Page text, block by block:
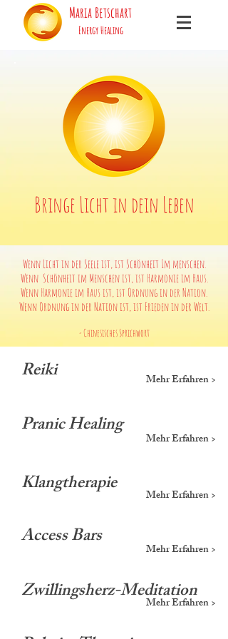
Maria Betschart
Energy Healing
Bringe Licht in dein Leben
Wenn Licht in der Seele ist, ist Schönheit Im menschen.
Wenn Schönheit im Menschen ist, ist Harmonie im Haus.
Wenn Harmonie im Haus ist, ist Ordnung in der Nation.
Wenn Ordnung in der Nation ist, ist Frieden in der Welt.
- Chinesisches Sprichwort
Reiki Mehr Erfahren >
Mehr Erfahren >
Pranic Healing
Klangtherapie
Mehr Erfahren >
Access Bars Mehr Erfahren >
Zwillingsherz-Meditation
Mehr Erfahren >